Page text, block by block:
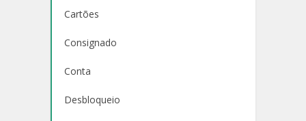
Cartões
Consignado
Conta
Desbloqueio